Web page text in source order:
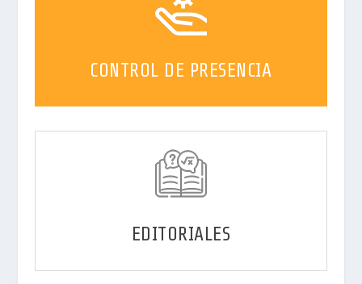
CONTROL DE PRESENCIA
EDITORIALES